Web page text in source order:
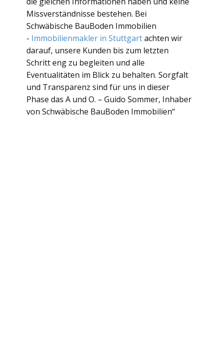
Missverständnisse bestehen. Bei
Schwäbische BauBoden Immobilien
- Immobilienmakler in Stuttgartachten wir
darauf, unsere Kunden bis zum letzten
Schritt eng zu begleiten und alle
Eventualitäten im Blick zu behalten. Sorgfalt
und Transparenz sind für uns in dieser
Phase das A und O. – Guido Sommer, Inhaber
von Schwäbische BauBoden Immobilien“